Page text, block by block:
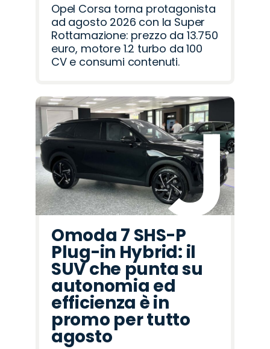
Opel Corsa torna protagonista
ad agosto 2026 con la Super
Rottamazione: prezzo da 13.750
euro, motore 1.2 turbo da 100
CV e consumi contenuti.
Omoda 7 SHS-P
Plug-in Hybrid: il
SUV che punta su
autonomia ed
efficienza è in
promo per tutto
agosto